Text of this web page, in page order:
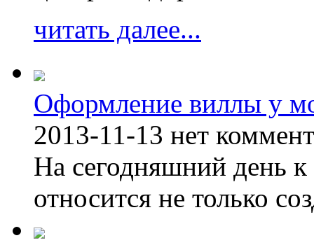
читать далее...
Оформление виллы у
2013-11-13 нет
На сегодняшний день к
относится не только